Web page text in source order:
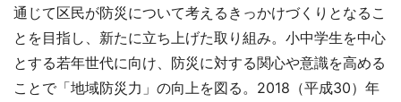
通じて区民が防災について考えるきっかけづくりとなるこ
とを目指し、新たに立ち上げた取り組み。小中学生を中心
とする若年世代に向け、防災に対する関心や意識を高める
ことで「地域防災力」の向上を図る。2018（平成30）年